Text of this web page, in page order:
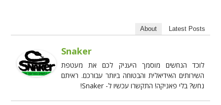
About Latest Posts
Snaker
לוכד הנחשים מוסמך היעניק לכם את מעטפת
השירותים האידיאלית והבטוחה ביותר עבורכם. ראיתם
נחש? בלי פאניקה! התקשרו עכשיו ל- Snaker!